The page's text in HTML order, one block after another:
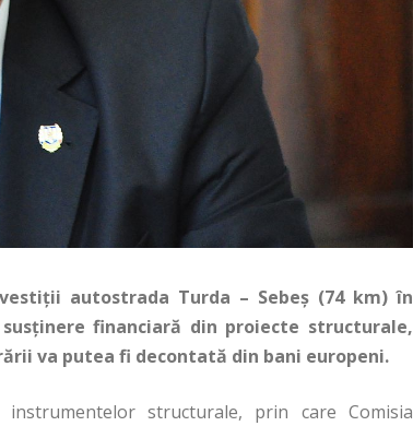
autostrada Turda – Sebeş (74 km) în
financiară din proiecte structurale,
va putea fi decontată din bani europeni.
structurale, prin care Comisia